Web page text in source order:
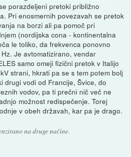
porazdeljeni pretoki približno
Pri enosmernih povezavah se pretok
na borzi ali pa pomoč pri
(nordijska cona - kontinentalna
le toliko, da frekvenca ponovno
Je avtomatizirano, vendar
samo omeji fizični pretok v Italijo
strani, hkrati pa se s tem potem bolj
drugi vodi od Francije, Švice, do
vodov, pa ti prečni nič več ne
možnost redispečenje. Torej
v obeh državah, kar pa je drago.
na druge načine.